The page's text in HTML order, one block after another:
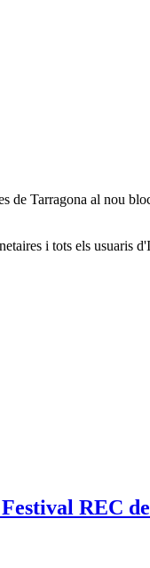
de Tarragona al nou
i tots els usuaris
REC